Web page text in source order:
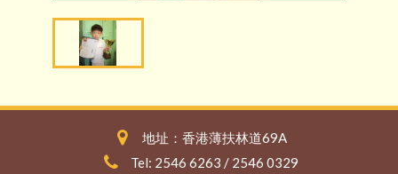
地址：香港薄扶林道69A
Tel: 2546 6263 / 2546 0329